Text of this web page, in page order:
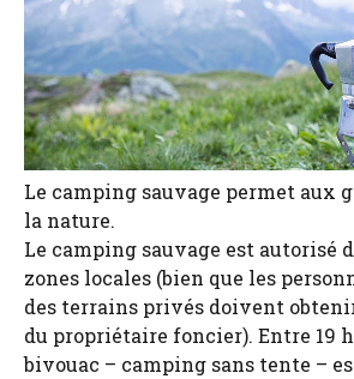
Le camping sauvage permet aux
la nature.
Le camping sauvage est autorisé
zones locales (bien que les
des terrains privés doivent
du propriétaire foncier). Entre 19
bivouac – camping sans tente –